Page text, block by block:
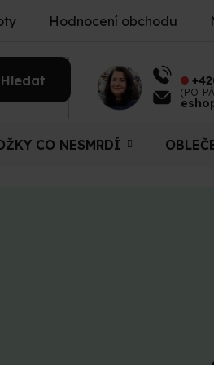
Hodnocení obchodu
Hledat
(PO-
CO NESMRDÍ